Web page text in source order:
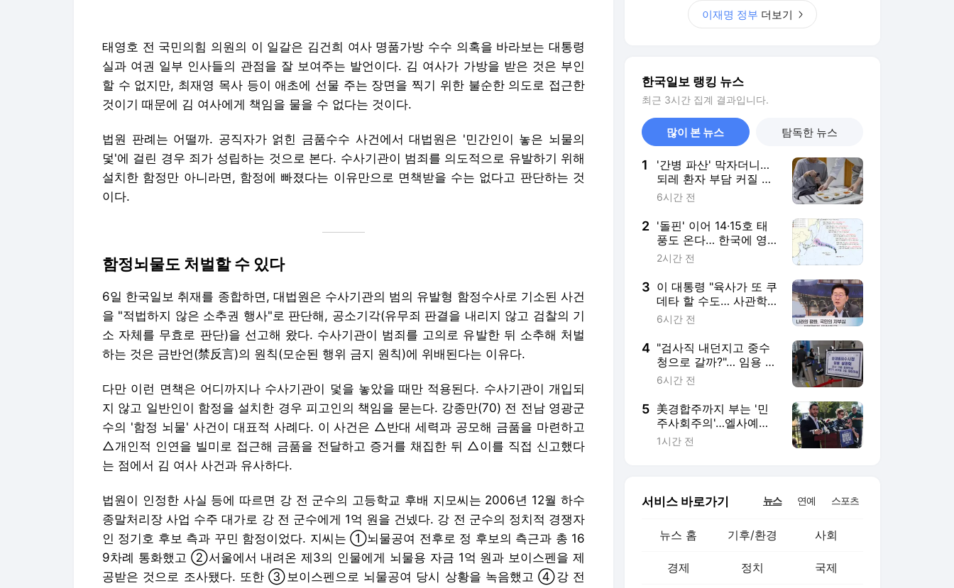
태영호 전 국민의힘 의원의 이 일갈은 김건희 여사 명품가방 수수 의혹을 바라보는 대통령
실과 여권 일부 인사들의 관점을 잘 보여주는 발언이다. 김 여사가 가방을 받은 것은 부인
할 수 없지만, 최재영 목사 등이 애초에 선물 주는 장면을 찍기 위한 불순한 의도로 접근한
것이기 때문에 김 여사에게 책임을 물을 수 없다는 것이다.
법원 판례는 어떨까. 공직자가 얽힌 금품수수 사건에서 대법원은 '민간인이 놓은 뇌물의
덫'에 걸린 경우 죄가 성립하는 것으로 본다. 수사기관이 범죄를 의도적으로 유발하기 위해
설치한 함정만 아니라면, 함정에 빠졌다는 이유만으로 면책받을 수는 없다고 판단하는 것
이다.
함정뇌물도 처벌할 수 있다
6일 한국일보 취재를 종합하면, 대법원은 수사기관의 범의 유발형 함정수사로 기소된 사건
을 "적법하지 않은 소추권 행사"로 판단해, 공소기각(유무죄 판결을 내리지 않고 검찰의 기
소 자체를 무효로 판단)을 선고해 왔다. 수사기관이 범죄를 고의로 유발한 뒤 소추해 처벌
하는 것은 금반언(禁反言)의 원칙(모순된 행위 금지 원칙)에 위배된다는 이유다.
다만 이런 면책은 어디까지나 수사기관이 덫을 놓았을 때만 적용된다. 수사기관이 개입되
지 않고 일반인이 함정을 설치한 경우 피고인의 책임을 묻는다. 강종만(70) 전 전남 영광군
수의 '함정 뇌물' 사건이 대표적 사례다. 이 사건은 △반대 세력과 공모해 금품을 마련하고
△개인적 인연을 빌미로 접근해 금품을 전달하고 증거를 채집한 뒤 △이를 직접 신고했다
는 점에서 김 여사 사건과 유사하다.
법원이 인정한 사실 등에 따르면 강 전 군수의 고등학교 후배 지모씨는 2006년 12월 하수
종말처리장 사업 수주 대가로 강 전 군수에게 1억 원을 건넸다. 강 전 군수의 정치적 경쟁자
인 정기호 후보 측과 꾸민 함정이었다. 지씨는 ①뇌물공여 전후로 정 후보의 측근과 총 16
9차례 통화했고 ②서울에서 내려온 제3의 인물에게 뇌물용 자금 1억 원과 보이스펜을 제
공받은 것으로 조사됐다. 또한 ③보이스펜으로 뇌물공여 당시 상황을 녹음했고 ④강 전
이재명 정부 더보기
한국일보 랭킹 뉴스
최근 3시간 집계 결과입니다.
많이 본 뉴스 탐독한 뉴스
1
'간병 파산' 막자더니…
되레 환자 부담 커질 수
있는 '급여화의 역설'
6시간 전
2 '돌핀' 이어 14·15호 태
풍도 온다… 한국에 영
향은?
2시간 전
3 이 대통령 "육사가 또 쿠
데타 할 수도… 사관학
교 통합 신속히 하라"
6시간 전
4 "검사직 내던지고 중수
청으로 갈까?"… 임용 설
명회 속 깊어지는 눈치
6시간 전
5 美경합주까지 부는 '민
주사회주의'…엘사예드,
미시간 상원 경선 승리
1시간 전
서비스 바로가기 뉴스 연예 스포츠
뉴스 홈 기후/환경 사회
경제 정치 국제